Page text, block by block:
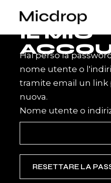
IL MIO
Hai perso la
nome utente o
tramite email un link
nuova.
Nome utente o
RESETTARE LA